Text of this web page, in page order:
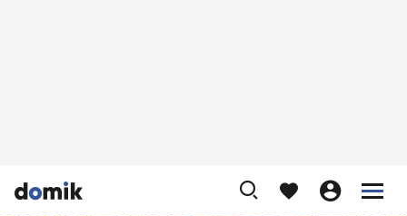


    

